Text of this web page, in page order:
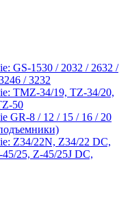
GS-1530 / 2032 / 2632 /
/ 3232
TMZ-34/19, TZ-34/20,
50
GR-8 / 12 / 15 / 16 / 20
Z34/22N, Z34/22 DC,
25, Z-45/25J DC,